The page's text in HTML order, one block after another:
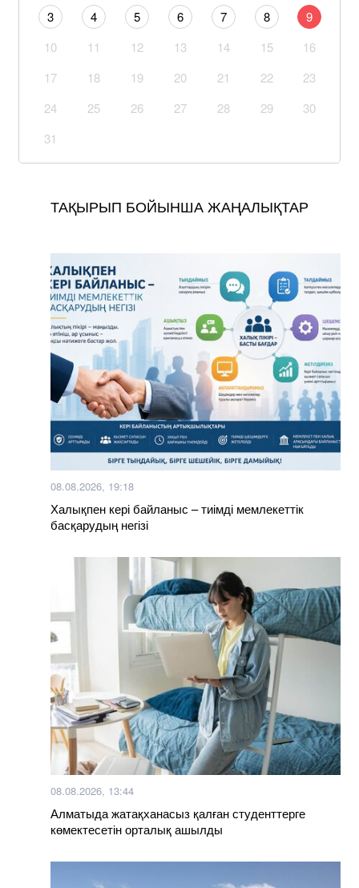
3
4 5 6 7 8
9
10
11 12 13 14 15
16
17
18 19 20 21 22
23
24
25 26 27 28 29
30
31
ТАҚЫРЫП БОЙЫНША ЖАҢАЛЫҚТАР
08.08.2026, 19:18
Халықпен кері байланыс – тиімді мемлекеттік
басқарудың негізі
08.08.2026, 13:44
Алматыда жатақханасыз қалған студенттерге
көмектесетін орталық ашылды